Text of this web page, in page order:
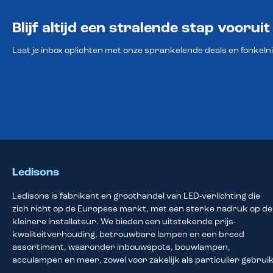
Blijf altijd een stralende stap vooruit
Laat je inbox oplichten met onze sprankelende deals en
Ledisons
Ledisons is fabrikant en groothandel van LED-verlichting die
zich richt op de Europese markt, met een sterke nadruk op de
kleinere installateur. We bieden een uitstekende prijs-
kwaliteitverhouding, betrouwbare lampen en een breed
assortiment, waaronder inbouwspots, bouwlampen,
acculampen en meer, zowel voor zakelijk als particulier